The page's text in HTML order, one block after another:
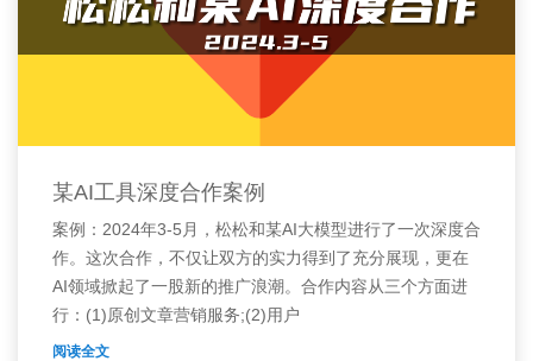
某AI工具深度合作案例
案例：2024年3-5月，松松和某AI大模型进行了一次深度合
作。这次合作，不仅让双方的实力得到了充分展现，更在
AI领域掀起了一股新的推广浪潮。合作内容从三个方面进
行：(1)原创文章营销服务;(2)用户
阅读全文